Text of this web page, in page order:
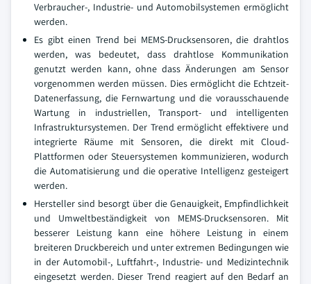
Verbraucher-, Industrie- und Automobilsystemen ermöglicht
werden.
Es gibt einen Trend bei MEMS-Drucksensoren, die drahtlos
werden, was bedeutet, dass drahtlose Kommunikation
genutzt werden kann, ohne dass Änderungen am Sensor
vorgenommen werden müssen. Dies ermöglicht die Echtzeit-
Datenerfassung, die Fernwartung und die vorausschauende
Wartung in industriellen, Transport- und intelligenten
Infrastruktursystemen. Der Trend ermöglicht effektivere und
integrierte Räume mit Sensoren, die direkt mit Cloud-
Plattformen oder Steuersystemen kommunizieren, wodurch
die Automatisierung und die operative Intelligenz gesteigert
werden.
Hersteller sind besorgt über die Genauigkeit, Empfindlichkeit
und Umweltbeständigkeit von MEMS-Drucksensoren. Mit
besserer Leistung kann eine höhere Leistung in einem
breiteren Druckbereich und unter extremen Bedingungen wie
in der Automobil-, Luftfahrt-, Industrie- und Medizintechnik
eingesetzt werden. Dieser Trend reagiert auf den Bedarf an